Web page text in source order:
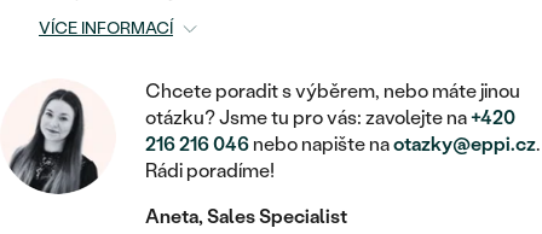
RUČNĚ RYTÉ
SVATEBNÍ SETY
ZAČÍT S LAB-GROWN DIAMANTEM
ZAČÍT S BAREVNÝM DIAMANTEM
DLE DRAHOKAMU
DIAMANT
DĚTSKÉ ŠPERKY
BROŽE
DOPLŇKY
DĚTSKÉ
DLE KAMENE
S DIAMANTY
MEDAILONKY
ŘETÍZKY
VE TVARU SRDCE
SE ZVÍŘATY
PEČETNÍ
PERSONALIZOVANÉ
VÍCE INFORMACÍ
Chcete poradit s výběrem, nebo máte jinou
otázku? Jsme tu pro vás: zavolejte na+420
216 216 046 nebo napište naotazky@eppi.cz.
Rádi poradíme!
Aneta, Sales Specialist